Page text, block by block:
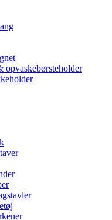
opvaskebørsteholder